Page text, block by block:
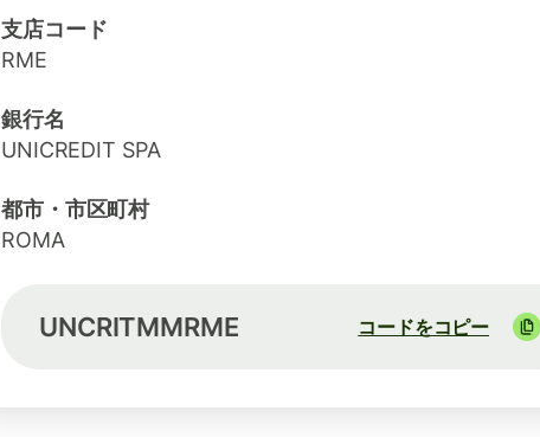
支店コード
RME
銀行名
UNICREDIT SPA
都市・市区町村
ROMA
UNCRITMMRME コードをコピー